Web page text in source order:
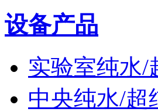
设备产品
实验室纯水/
中央纯水/超